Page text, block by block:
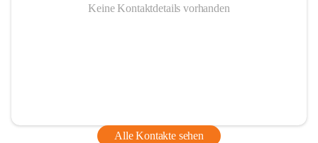
Keine Kontaktdetails vorhanden
Alle Kontakte sehen